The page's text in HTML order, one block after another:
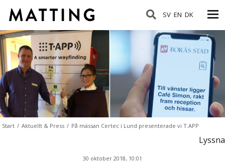
SV EN DK
Start / Aktuellt & Press / På mässan Certec i Lund presenterade vi T.APP
Lyssna
30 oktober 2018, 10:01